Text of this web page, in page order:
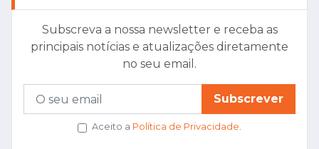
Subscreva a nossa newsletter e receba as
principais notícias e atualizações diretamente
no seu email.
Subscrever
Aceito a Política de Privacidade.